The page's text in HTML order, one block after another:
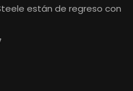
están de regreso con